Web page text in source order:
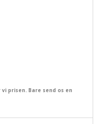
prisen. Bare send os en